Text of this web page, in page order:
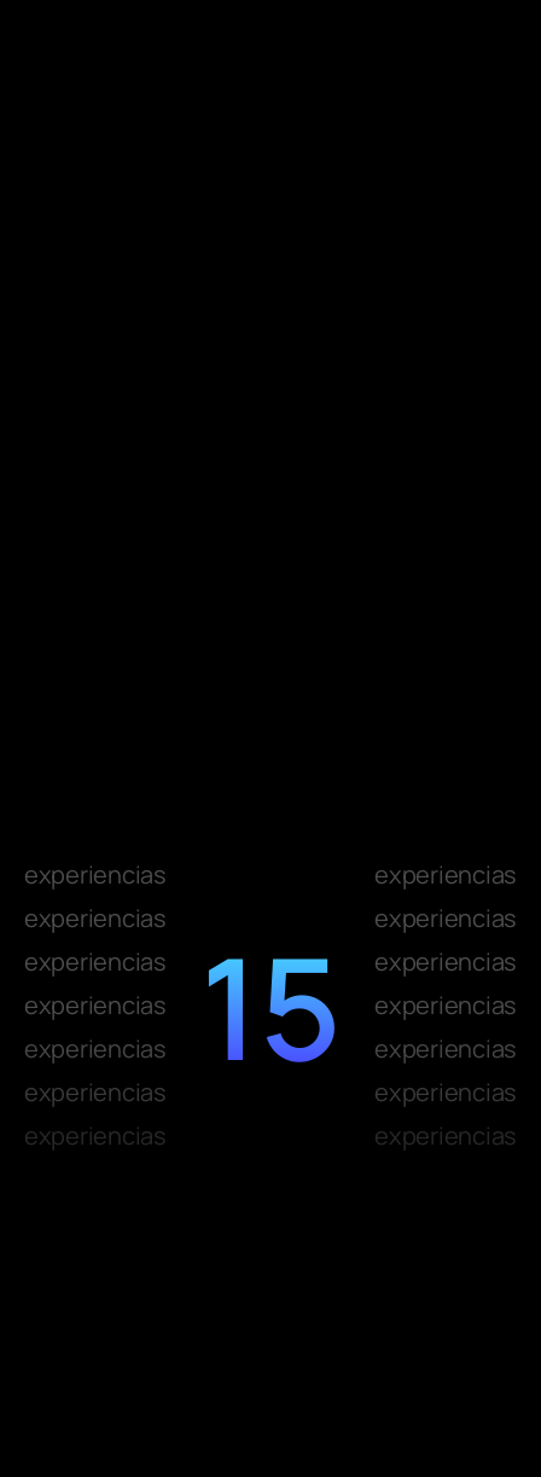
experiencias
experiencias
experiencias
experiencias
experiencias
experiencias
experiencias
experiencias
experiencias
experiencias
experiencias
experiencias
experiencias
experiencias
15